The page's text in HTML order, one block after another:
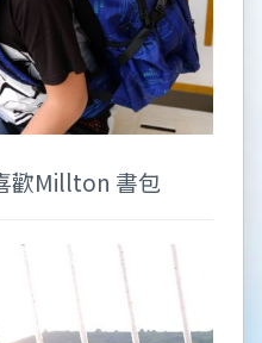
歡Millton 書包